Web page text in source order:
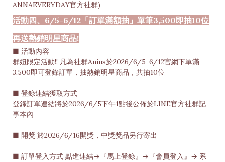
ANNAEVERYDAY官方社群)
活動四、6/5-6/12「訂單滿額抽」單筆3,500即抽10位
再送熱銷明星商品!
■ 活動內容
群妞限定活動!! 凡為社群Anius於2026/6/5-6/12官網下單滿
3,500即可登錄訂單，抽熱銷明星商品，共抽10位
■ 登錄連結獲取方式
登錄訂單連結將於2026/6/5下午1點後公佈於LINE官方社群記
事本內
■ 開獎 於2026/6/16開獎，中獎獎品另行寄出
■ 訂單登入方式 點進連結→『馬上登錄』→『會員登入』→ 系